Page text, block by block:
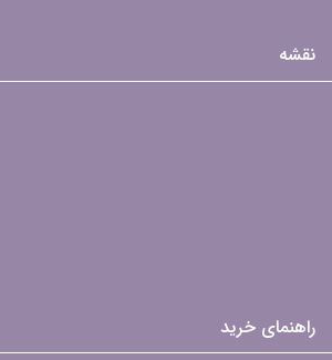
نقشه
راهنمای خرید